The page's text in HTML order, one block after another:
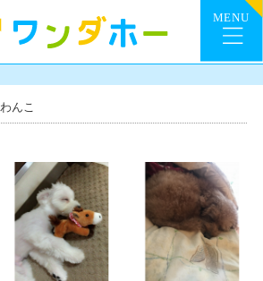
わんこ